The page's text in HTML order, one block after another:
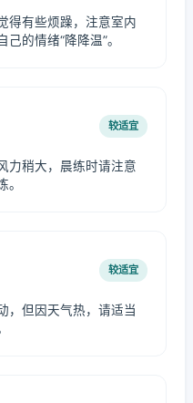
得有些烦躁，注意室内
的情绪“降降温”。
较适宜
力稍大，晨练时请注意
较适宜
，但因天气热，请适当